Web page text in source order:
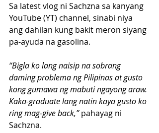
Sa latest vlog ni Sachzna sa kanyang
YouTube (YT) channel, sinabi niya
ang dahilan kung bakit meron siyang
pa-ayuda na gasolina.
“Bigla ko lang naisip na sobrang
daming problema ng Pilipinas at gusto
kong gumawa ng mabuti ngayong araw.
Kaka-graduate lang natin kaya gusto ko
ring mag-give back,” pahayag ni
Sachzna.